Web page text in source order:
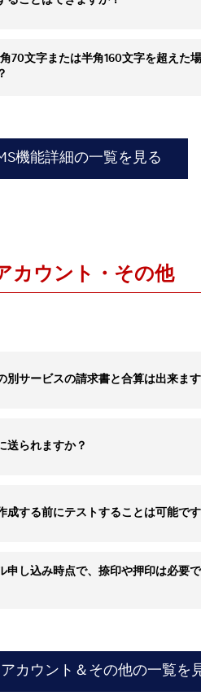
70文字または半角160文字を超えた
機能詳細の一覧を見る
カウント・その他
別サービスの請求書と合算は出来ます
送られますか？
成する前にテストすることは可能です
申し込み時点で、捺印や押印は必要
カウント＆その他の一覧を